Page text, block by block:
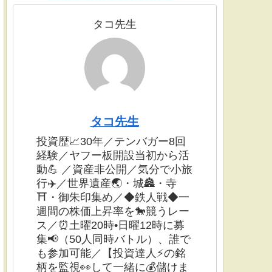
タコ先生
タコ先生
投資歴📈30年／テンバガー8回
経験／ヤフー板開設当初から活
動💪 ／資産非公開／気分で小旅
行✈️／世界遺産🌏・城🏯・寺
⛩・御朱印集め／◆鉄人戦◆一
週間の株価上昇率を🐎競うレー
ス／⏰土曜20時•日曜12時に募
集📢（50人同時バトル）、誰で
も参加可能／【投資達人⚡️の銘
柄を監視👀して一緒に💰儲けま